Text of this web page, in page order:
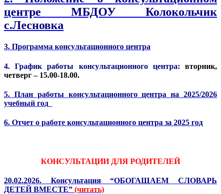
центре МБДОУ Колокольчик
с.Лесновка
3. Программа консультационного центра
4. График работы консультационного центра:вторник,
четверг – 15.00-18.00.
5. План работы консультационного центра на 2025/2026
учебный год
6. Отчет о работе консультационного центра за 2025 год
КОНСУЛЬТАЦИИ ДЛЯ РОДИТЕЛЕЙ
20.02.2026. Консультация “ОБОГАЩАЕМ СЛОВАРЬ
ДЕТЕЙ ВМЕСТЕ” (читать)